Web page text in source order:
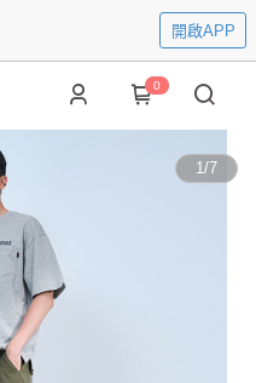
開啟APP
0
1/7